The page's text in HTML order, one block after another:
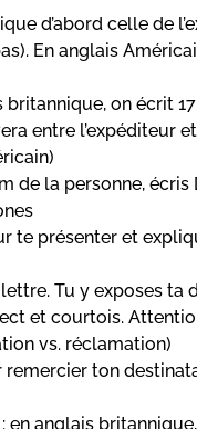
d’abord celle de
En anglais
on écrit
entre
de la personne,
te présenter et
Tu y exposes
et courtois.
vs. réclamation)
remercier ton
: en anglais